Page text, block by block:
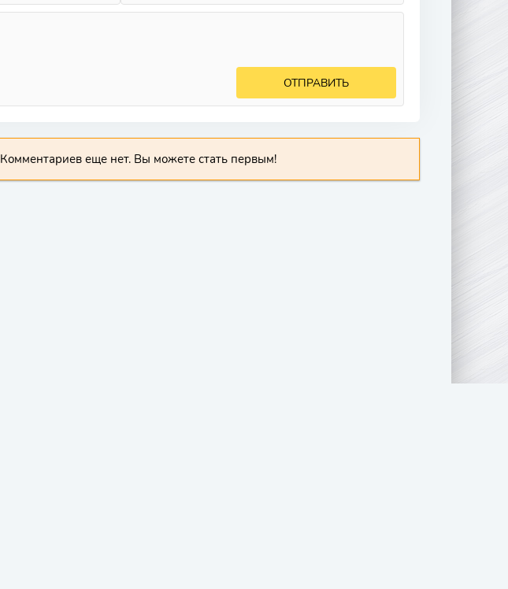
ОТПРАВИТЬ
Комментариев еще нет. Вы можете стать первым!